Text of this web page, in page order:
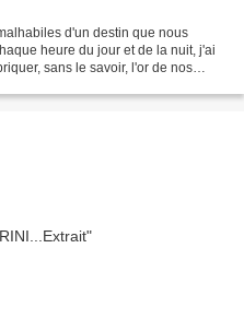
d'un destin que nous
heure du jour et de la nuit, j'ai
sans le savoir, l'or de nos